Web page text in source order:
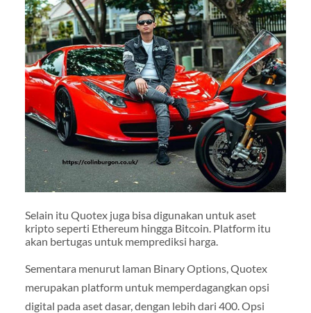
Selain itu Quotex juga bisa digunakan untuk aset
kripto seperti Ethereum hingga Bitcoin. Platform itu
akan bertugas untuk memprediksi harga.
Sementara menurut laman Binary Options, Quotex
merupakan platform untuk memperdagangkan opsi
digital pada aset dasar, dengan lebih dari 400. Opsi